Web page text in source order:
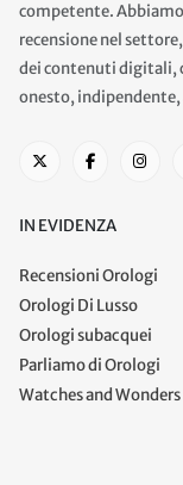
competente.
recensione nel
dei contenuti digitali,
onesto,
IN EVIDENZA
Recensioni Orologi
Orologi Di Lusso
Orologi subacquei
Parliamo di Orologi
Watches and Wonders